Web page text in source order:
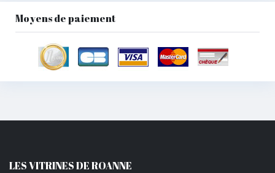
Moyens de paiement
LES VITRINES DE ROANNE